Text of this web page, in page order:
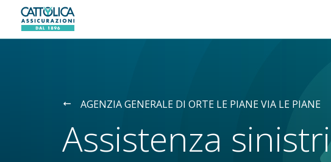
Generali logo
AGENZIA GENERALE DI ORTE LE PIANE VIA LE PIANE
Assistenza sinistri